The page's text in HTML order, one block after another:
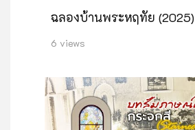
ฉลองบ้านพระหฤทัย (2025)
6 views